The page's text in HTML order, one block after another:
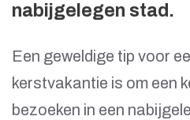
nabijgelegen stad.
Een geweldige tip voor
kerstvakantie is om een
bezoeken in een